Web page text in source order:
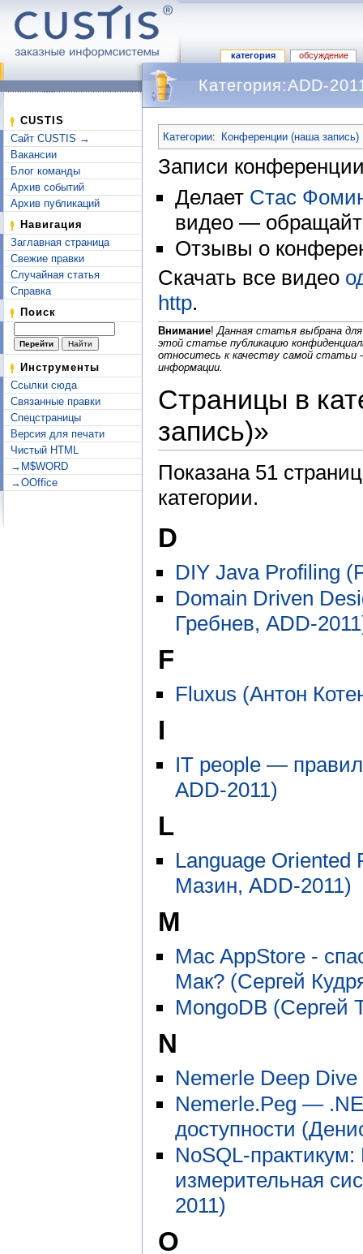
категория обсуждение
CUSTIS
Сайт CUSTIS →
Вакансии
Блог команды
Архив событий
Архив публикаций
Навигация
Заглавная страница
Свежие правки
Случайная статья
Справка
Поиск
Инструменты
Ссылки сюда
Связанные правки
Спецстраницы
Версия для печати
Чистый HTML
→M$WORD
→OOffice
Категория:ADD-
Категории: Конференции (наша запись)
Записи
Делает Стас
видео —
Отзывы о
Скачать все видео
http.
Внимание! Данная статья выбрана
этой статье публикацию
относитесь к качеству самой статьи
информации.
Страницы в
запись)»
Показана 51
категории.
D
DIY Java Profiling
Domain Driven
Гребнев, ADD-
F
Fluxus (Антон
I
IT people —
ADD-2011)
L
Language
Мазин, ADD-2011)
M
Mac AppStore -
Мак? (Сергей
MongoDB (Сергей
N
Nemerle Deep
Nemerle.Peg —
доступности
NoSQL-
измерительная
2011)
O